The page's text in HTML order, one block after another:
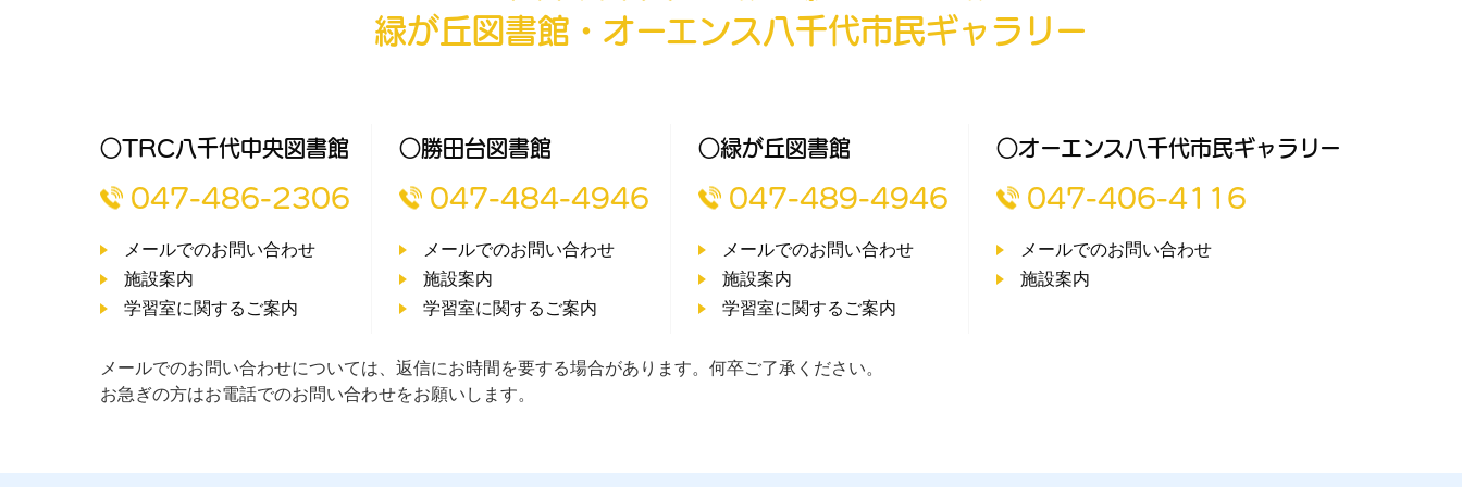
緑が丘図書館・オーエンス八千代市民ギャラリー
○TRC八千代中央図書館
047-486-2306
メールでのお問い合わせ
施設案内
学習室に関するご案内
○勝田台図書館
047-484-4946
メールでのお問い合わせ
施設案内
学習室に関するご案内
○緑が丘図書館
047-489-4946
メールでのお問い合わせ
施設案内
学習室に関するご案内
○オーエンス八千代市民ギャラリー
047-406-4116
メールでのお問い合わせ
施設案内
メールでのお問い合わせについては、返信にお時間を要する場合があります。何卒ご了承ください。
お急ぎの方はお電話でのお問い合わせをお願いします。